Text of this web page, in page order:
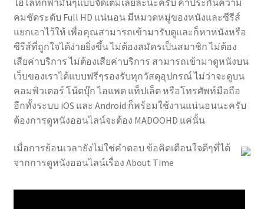
คมชัดระดับ Full HD แน่นอน มีหมวดหมู่ของหนังและซีรีส์
แยกเอาไว้ให้ เพื่อคุณสามารถเข้ามารับดูและก็หาหนังหรือ
ซีรีส์ที่ถูกใจได้ง่ายยิ่งขึ้น ไม่ต้องสมัครเป็นสมาชิก ไม่ต้อง
เสียค่าบริการ ไม่ต้องเสียค่าบริการ สามารถเข้ามาดูหนังบน
เว็บของเราได้แบบฟรีๆรองรับทุกวัสดุอุปกรณ์ ไม่ว่าจะดูบน
คอมพิวเตอร์ โน้ตบุ๊ก ไอแพด แท็ปเล็ต หรือโทรศัพท์มือถือ
อีกทั้งระบบ iOS และ Android ก็พร้อมใช้งานแน่นอนนะครับ
ต้องการดูหนังออนไลน์จะต้อง MADOOHD แค่นั้น
เมื่อการย้อนเวลายังไม่ใช่คำตอบ ข้อคิดเตือนใจดีๆที่ได้
จากการดูหนังออนไลน์เรื่อง About Time